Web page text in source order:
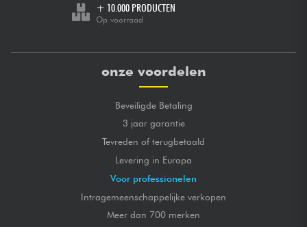
+ 10.000 PRODUCTEN
Op voorraad
onze voordelen
Beveiligde Betaling
3 jaar garantie
Tevreden of terugbetaald
Levering in Europa
Voor professionelen
Intragemeenschappelijke verkopen
Meer dan 700 merken